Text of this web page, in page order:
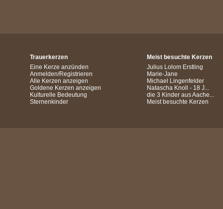
Trauerkerzen
Eine Kerze anzünden
Anmelden/Registrieren
Alle Kerzen anzeigen
Goldene Kerzen anzeigen
Kulturelle Bedeutung
Sternenkinder
Meist besuchte Kerzen
Julius Lolom Erstling
Marie-Jane
Michael Lingenfelder
Natascha Knoll - 18 J...
die 3 Kinder aus Aache...
Meist besuchte Kerzen